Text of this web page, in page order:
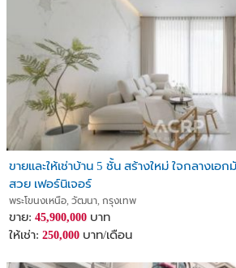
ขายและให้เช่าบ้าน 5 ชั้น สร้างใหม่ ใจกลางเ
สวย เฟอร์นิเจอร์
พระโขนงเหนือ, วัฒนา, กรุงเทพ
ขาย: 45,900,000 บาท
ให้เช่า: 250,000 บาท/เดือน